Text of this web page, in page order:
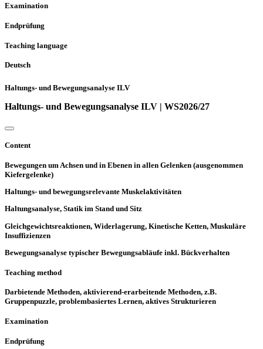
Examination
Endprüfung
Teaching language
Deutsch
Haltungs- und Bewegungsanalyse ILV
Haltungs- und Bewegungsanalyse ILV | WS2026/27
Content
Bewegungen um Achsen und in Ebenen in allen Gelenken (ausgenommen
Kiefergelenke)
Haltungs- und bewegungsrelevante Muskelaktivitäten
Haltungsanalyse, Statik im Stand und Sitz
Gleichgewichtsreaktionen, Widerlagerung, Kinetische Ketten, Muskuläre
Insuffizienzen
Bewegungsanalyse typischer Bewegungsabläufe inkl. Bückverhalten
Teaching method
Darbietende Methoden, aktivierend-erarbeitende Methoden, z.B.
Gruppenpuzzle, problembasiertes Lernen, aktives Strukturieren
Examination
Endprüfung